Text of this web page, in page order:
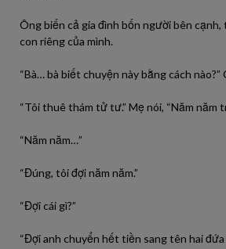
Ông biến cả gia đình bốn người bên cạnh,
con riêng của mình.
“Bà… bà biết chuyện này bằng cách
“Tôi thuê thám tử tư.” Mẹ nói, “Năm năm
“Năm năm…”
“Đúng, tôi đợi năm năm.”
“Đợi cái gì?”
“Đợi anh chuyển hết tiền sang tên hai đứa